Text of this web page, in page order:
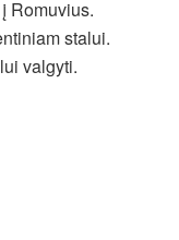
stalui.
valgyti.